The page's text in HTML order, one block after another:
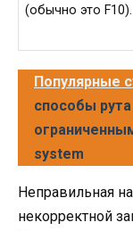
(обычно это F10).
Популярные
способы рута
system
Неправильная
некорректной